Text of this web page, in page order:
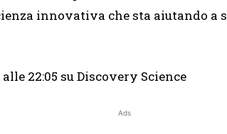
innovativa che sta aiutando a
22:05 su Discovery Science
Ads